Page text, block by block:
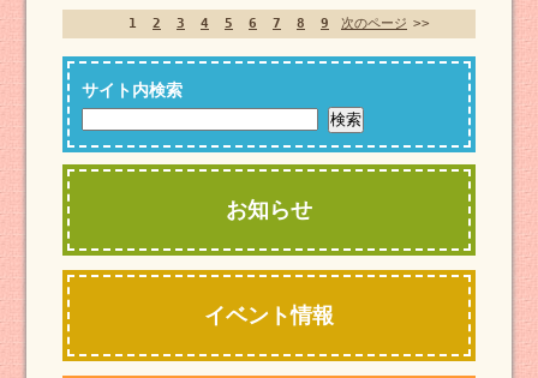
1 2 3 4 5 6 7 8 9 次のページ >>
サイト内検索
お知らせ
イベント情報